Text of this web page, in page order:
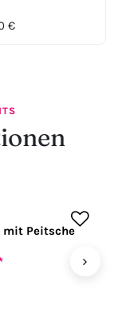
€
mit Peitsche
›